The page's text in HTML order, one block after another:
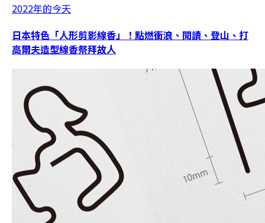
2022年的今天
日本特色「人形剪影線香」！點燃衝浪、閱讀、登山、打
高爾夫造型線香祭拜故人